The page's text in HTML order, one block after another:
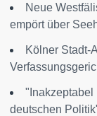
Neue
empört über
Kölner Stadt-
"Inakzeptabel
deutschen